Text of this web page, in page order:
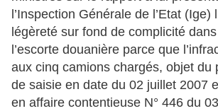
l’Inspection Générale de l’Etat (Ige)
légèreté sur fond de complicité
l’escorte douanière parce que
aux cinq camions chargés, objet du
de saisie en date du 02 juillet 2007
en affaire contentieuse N° 446 du